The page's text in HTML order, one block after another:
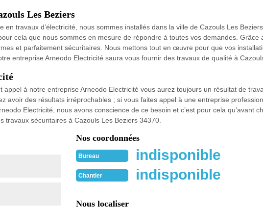
Les Beziers
travaux d’électricité, nous sommes installés dans la ville de Cazouls Les
cela que nous sommes en mesure de répondre à toutes vos demandes. Grâce
et parfaitement sécuritaires. Nous mettons tout en œuvre pour que vos
entreprise Arneodo Electricité saura vous fournir des travaux de qualité à
à notre entreprise Arneodo Electricité vous aurez toujours un résultat de
avoir des résultats irréprochables ; si vous faites appel à une entreprise
Electricité, nous avons conscience de ce besoin et c’est pour cela qu’avant
sécuritaires à Cazouls Les Beziers 34370.
Nos coordonnées
Bureau indisponible
Chantier indisponible
Nous localiser